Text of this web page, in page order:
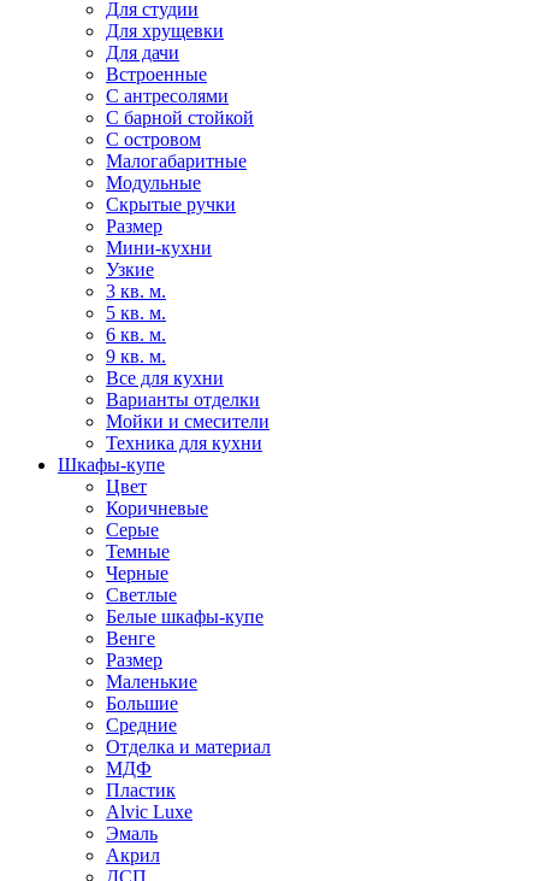
Для студии
Для хрущевки
Для дачи
Встроенные
С антресолями
С барной стойкой
С островом
Малогабаритные
Модульные
Скрытые ручки
Размер
Мини-кухни
Узкие
3 кв. м.
5 кв. м.
6 кв. м.
9 кв. м.
Все для кухни
Варианты отделки
Мойки и смесители
Техника для кухни
Шкафы-купе
Цвет
Коричневые
Серые
Темные
Черные
Светлые
Белые шкафы-купе
Венге
Размер
Маленькие
Большие
Средние
Отделка и материал
МДФ
Пластик
Alvic Luxe
Эмаль
Акрил
ДСП